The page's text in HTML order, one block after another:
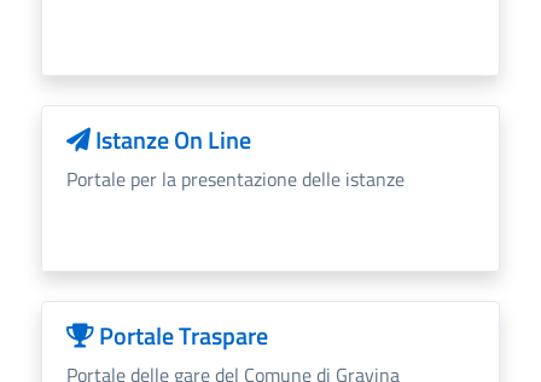
Istanze On Line
Portale per la presentazione delle istanze
Portale Traspare
Portale delle gare del Comune di Gravina